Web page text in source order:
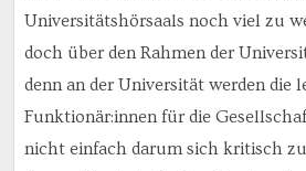
Universitätshörsaals noch viel zu
doch über den Rahmen der
denn an der Universität werden die
Funktionär:innen für die
nicht einfach darum sich kritisch